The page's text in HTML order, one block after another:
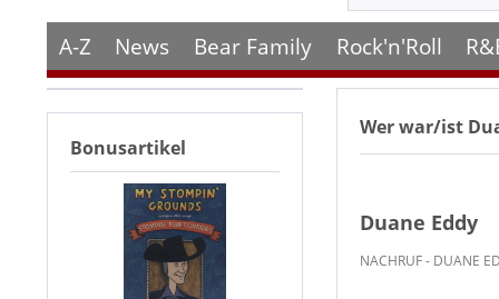
A-Z News Bear Family Rock'n'Roll
Bonusartikel
Wer war/ist
Duane Eddy
NACHRUF - DUANE